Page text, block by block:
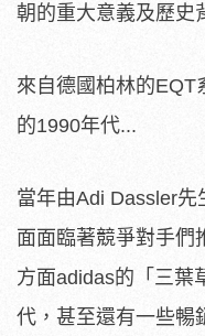
朝的重大意義及歷史
來自德國柏林的EQT
的1990年代...
當年由Adi Dassler
面面臨著競爭對手們
方面adidas的「三葉
代，甚至還有一些暢